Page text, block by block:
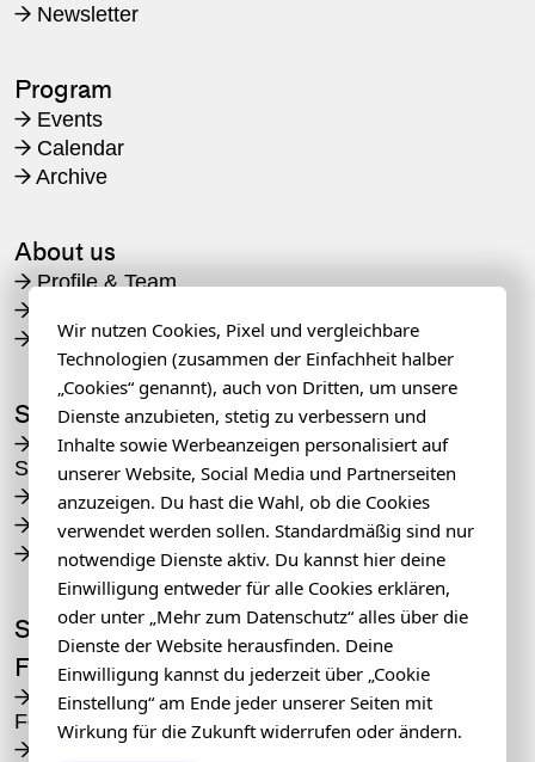
Wir nutzen Cookies, Pixel und vergleichbare
Technologien (zusammen der Einfachheit halber
„Cookies“ genannt), auch von Dritten, um unsere
Dienste anzubieten, stetig zu verbessern und
Inhalte sowie Werbeanzeigen personalisiert auf
unserer Website, Social Media und Partnerseiten
anzuzeigen. Du hast die Wahl, ob die Cookies
verwendet werden sollen. Standardmäßig sind nur
notwendige Dienste aktiv. Du kannst hier deine
Einwilligung entweder für alle Cookies erklären,
oder unter „Mehr zum Datenschutz“ alles über die
Dienste der Website herausfinden. Deine
Einwilligung kannst du jederzeit über „Cookie
Einstellung“ am Ende jeder unserer Seiten mit
Wirkung für die Zukunft widerrufen oder ändern.
→ Newsletter
Program
→ Events
→ Calendar
→ Archive
About us
→Profile & Team
→
→ Projects
Service
→
Tickets & Advanced
Sales
→ Accesibility
→ Locations
→ Awareness
Sommerblut
Foundation
→
The Sommerblut
Foundation
→